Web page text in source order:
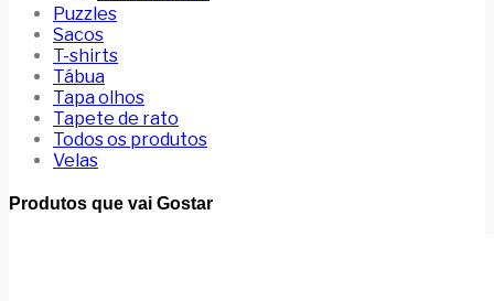
Puzzles
Sacos
T-shirts
Tábua
Tapa olhos
Tapete de rato
Todos os produtos
Velas
Produtos que vai Gostar